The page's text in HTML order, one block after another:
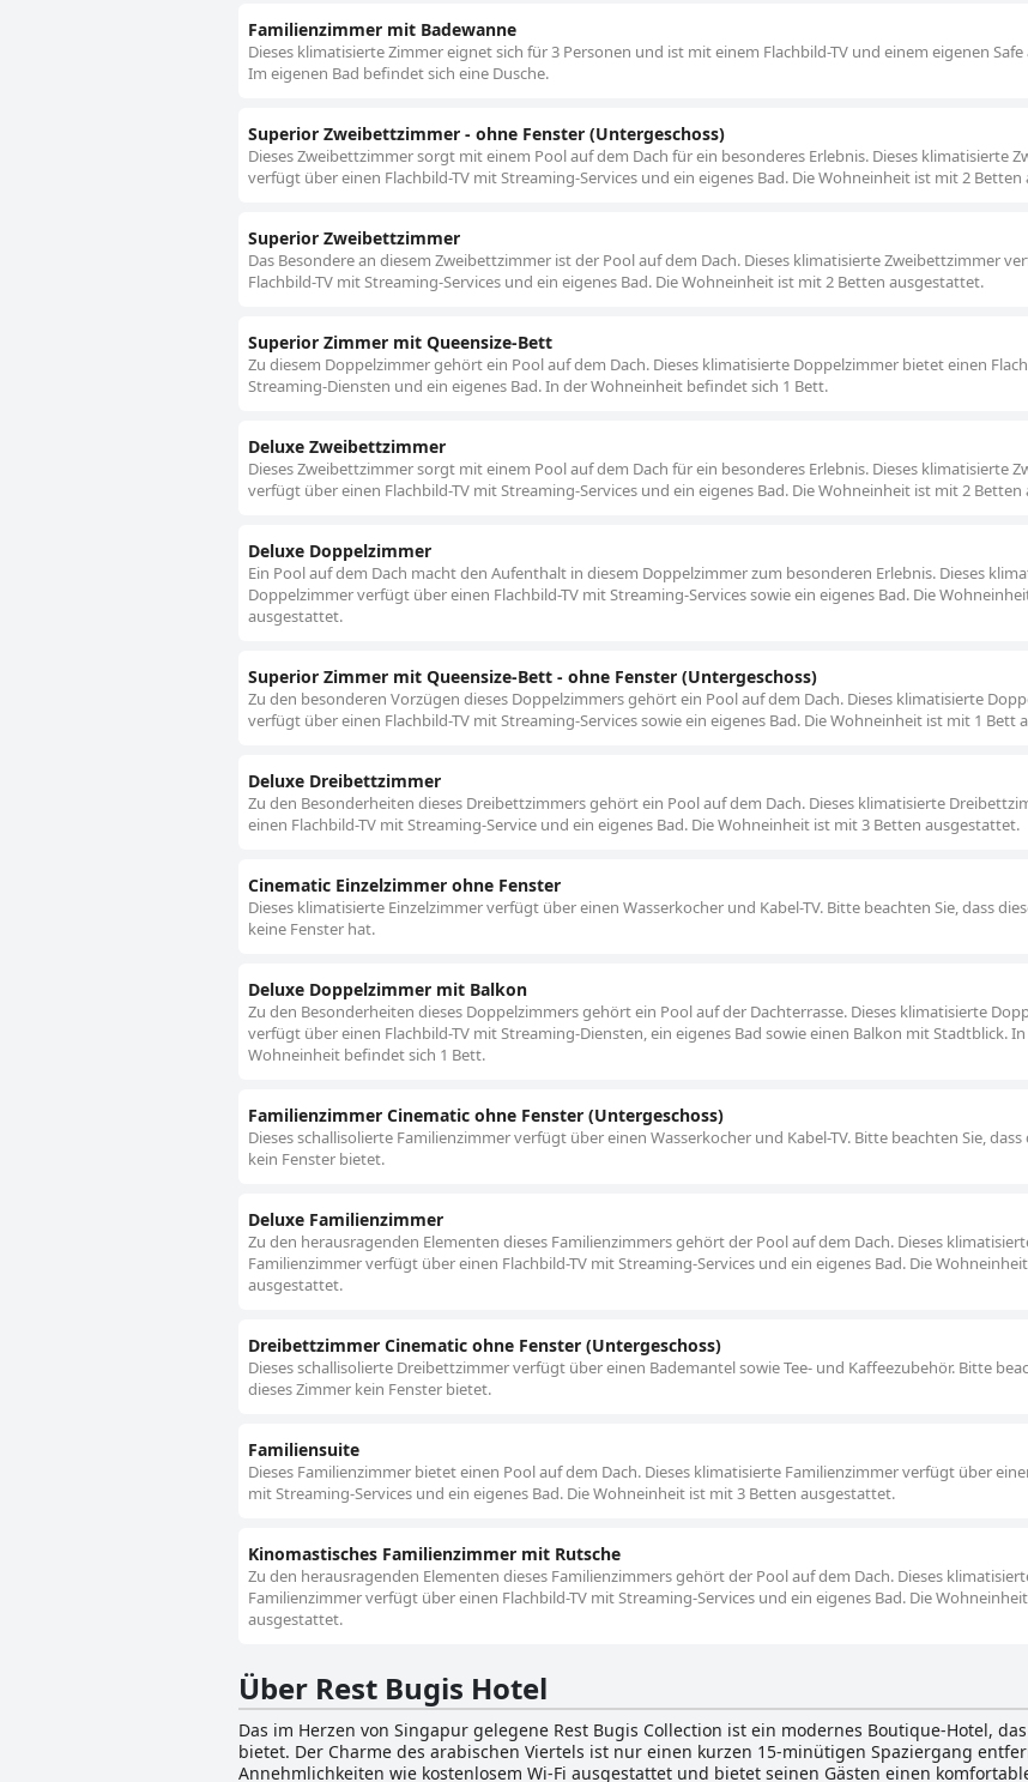
Familienzimmer mit Badewanne
Dieses klimatisierte Zimmer eignet sich für 3 Personen und ist mit einem Flachbild-TV und einem eigenen
Im eigenen Bad befindet sich eine Dusche.
Superior Zweibettzimmer - ohne Fenster (Untergeschoss)
Dieses Zweibettzimmer sorgt mit einem Pool auf dem Dach für ein besonderes Erlebnis. Dieses klimatisierte
verfügt über einen Flachbild-TV mit Streaming-Services und ein eigenes Bad. Die Wohneinheit ist mit 2
Superior Zweibettzimmer
Das Besondere an diesem Zweibettzimmer ist der Pool auf dem Dach. Dieses klimatisierte Zweibettzimmer
Flachbild-TV mit Streaming-Services und ein eigenes Bad. Die Wohneinheit ist mit 2 Betten ausgestattet.
Superior Zimmer mit Queensize-Bett
Zu diesem Doppelzimmer gehört ein Pool auf dem Dach. Dieses klimatisierte Doppelzimmer bietet einen
Streaming-Diensten und ein eigenes Bad. In der Wohneinheit befindet sich 1 Bett.
Deluxe Zweibettzimmer
Dieses Zweibettzimmer sorgt mit einem Pool auf dem Dach für ein besonderes Erlebnis. Dieses klimatisierte
verfügt über einen Flachbild-TV mit Streaming-Services und ein eigenes Bad. Die Wohneinheit ist mit 2
Deluxe Doppelzimmer
Ein Pool auf dem Dach macht den Aufenthalt in diesem Doppelzimmer zum besonderen Erlebnis. Dieses
Doppelzimmer verfügt über einen Flachbild-TV mit Streaming-Services sowie ein eigenes Bad. Die
ausgestattet.
Superior Zimmer mit Queensize-Bett - ohne Fenster (Untergeschoss)
Zu den besonderen Vorzügen dieses Doppelzimmers gehört ein Pool auf dem Dach. Dieses klimatisierte
verfügt über einen Flachbild-TV mit Streaming-Services sowie ein eigenes Bad. Die Wohneinheit ist mit 1 Bett
Deluxe Dreibettzimmer
Zu den Besonderheiten dieses Dreibettzimmers gehört ein Pool auf dem Dach. Dieses klimatisierte
einen Flachbild-TV mit Streaming-Service und ein eigenes Bad. Die Wohneinheit ist mit 3 Betten ausgestattet.
Cinematic Einzelzimmer ohne Fenster
Dieses klimatisierte Einzelzimmer verfügt über einen Wasserkocher und Kabel-TV. Bitte beachten Sie, dass
keine Fenster hat.
Deluxe Doppelzimmer mit Balkon
Zu den Besonderheiten dieses Doppelzimmers gehört ein Pool auf der Dachterrasse. Dieses klimatisierte
verfügt über einen Flachbild-TV mit Streaming-Diensten, ein eigenes Bad sowie einen Balkon mit Stadtblick.
Wohneinheit befindet sich 1 Bett.
Familienzimmer Cinematic ohne Fenster (Untergeschoss)
Dieses schallisolierte Familienzimmer verfügt über einen Wasserkocher und Kabel-TV. Bitte beachten Sie, dass
kein Fenster bietet.
Deluxe Familienzimmer
Zu den herausragenden Elementen dieses Familienzimmers gehört der Pool auf dem Dach. Dieses
Familienzimmer verfügt über einen Flachbild-TV mit Streaming-Services und ein eigenes Bad. Die
ausgestattet.
Dreibettzimmer Cinematic ohne Fenster (Untergeschoss)
Dieses schallisolierte Dreibettzimmer verfügt über einen Bademantel sowie Tee- und Kaffeezubehör. Bitte
dieses Zimmer kein Fenster bietet.
Familiensuite
Dieses Familienzimmer bietet einen Pool auf dem Dach. Dieses klimatisierte Familienzimmer verfügt über
mit Streaming-Services und ein eigenes Bad. Die Wohneinheit ist mit 3 Betten ausgestattet.
Kinomastisches Familienzimmer mit Rutsche
Zu den herausragenden Elementen dieses Familienzimmers gehört der Pool auf dem Dach. Dieses
Familienzimmer verfügt über einen Flachbild-TV mit Streaming-Services und ein eigenes Bad. Die
ausgestattet.
Über Rest Bugis Hotel
Das im Herzen von Singapur gelegene Rest Bugis Collection ist ein modernes Boutique-Hotel,
bietet. Der Charme des arabischen Viertels ist nur einen kurzen 15-minütigen Spaziergang
Annehmlichkeiten wie kostenlosem Wi-Fi ausgestattet und bietet seinen Gästen einen